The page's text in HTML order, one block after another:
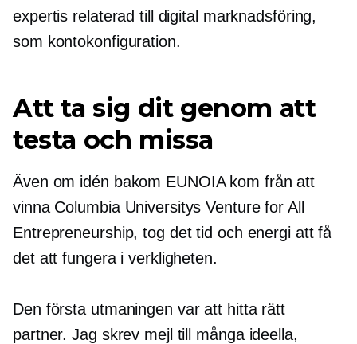
expertis relaterad till digital marknadsföring,
som kontokonfiguration.
Att ta sig dit genom att
testa och missa
Även om idén bakom EUNOIA kom från att
vinna Columbia Universitys Venture for All
Entrepreneurship, tog det tid och energi att få
det att fungera i verkligheten.
Den första utmaningen var att hitta rätt
partner. Jag skrev mejl till många ideella,